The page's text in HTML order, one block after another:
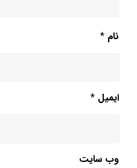
نام *
ایمیل *
وب‌ سایت